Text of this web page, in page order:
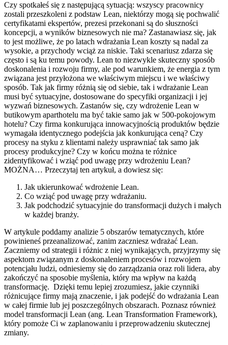
Czy spotkałeś się z następującą sytuacją: wszyscy pracownicy
zostali przeszkoleni z podstaw Lean, niektórzy mogą się pochwalić
certyfikatami ekspertów, prezesi przekonani są do słuszności
koncepcji, a wyników biznesowych nie ma? Zastanawiasz się, jak
to jest możliwe, że po latach wdrażania Lean koszty są nadal za
wysokie, a przychody wciąż za niskie. Taki scenariusz zdarza się
często i są ku temu powody. Lean to niezwykle skuteczny sposób
doskonalenia i rozwoju firmy, ale pod warunkiem, że energia z tym
związana jest przyłożona we właściwym miejscu i we właściwy
sposób. Tak jak firmy różnią się od siebie, tak i wdrażanie Lean
musi być sytuacyjne, dostosowane do specyfiki organizacji i jej
wyzwań biznesowych. Zastanów się, czy wdrożenie Lean w
butikowym aparthotelu ma być takie samo jak w 500-pokojowym
hotelu? Czy firma konkurująca innowacyjnością produktów będzie
wymagała identycznego podejścia jak konkurująca ceną? Czy
procesy na styku z klientami należy usprawniać tak samo jak
procesy produkcyjne? Czy w końcu można te różnice
zidentyfikować i wziąć pod uwagę przy wdrożeniu Lean?
MOŻNA… Przeczytaj ten artykuł, a dowiesz się:
Jak ukierunkować wdrożenie Lean.
Co wziąć pod uwagę przy wdrażaniu.
Jak podchodzić sytuacyjnie do transformacji dużych i małych
w każdej branży.
W artykule poddamy analizie 5 obszarów tematycznych, które
powinieneś przeanalizować, zanim zaczniesz wdrażać Lean.
Zaczniemy od strategii i różnic z niej wynikających, przyjrzymy się
aspektom związanym z doskonaleniem procesów i rozwojem
potencjału ludzi, odniesiemy się do zarządzania oraz roli lidera, aby
zakończyć na sposobie myślenia, który ma wpływ na każdą
transformację. Dzięki temu lepiej zrozumiesz, jakie czynniki
różnicujące firmy mają znaczenie, i jak podejść do wdrażania Lean
w całej firmie lub jej poszczególnych obszarach. Poznasz również
model transformacji Lean (ang. Lean Transformation Framework),
który pomoże Ci w zaplanowaniu i przeprowadzeniu skutecznej
zmiany.